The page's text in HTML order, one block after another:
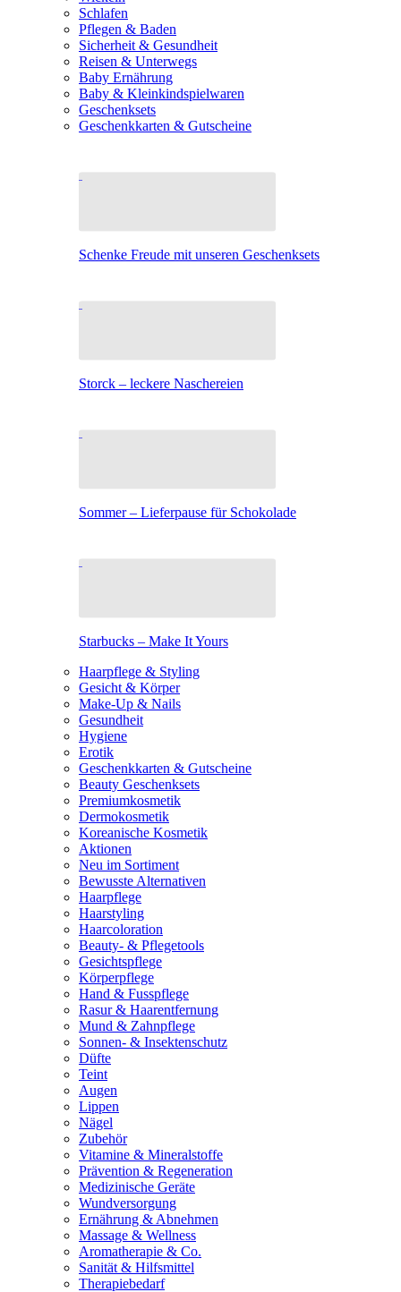
Schlafen
Pflegen & Baden
Sicherheit & Gesundheit
Reisen & Unterwegs
Baby Ernährung
Baby & Kleinkindspielwaren
Geschenksets
Geschenkkarten & Gutscheine
Schenke Freude mit unseren Geschenksets
Storck – leckere Naschereien
Sommer – Lieferpause für Schokolade
Starbucks – Make It Yours
Haarpflege & Styling
Gesicht & Körper
Make-Up & Nails
Gesundheit
Hygiene
Erotik
Geschenkkarten & Gutscheine
Beauty Geschenksets
Premiumkosmetik
Dermokosmetik
Koreanische Kosmetik
Aktionen
Neu im Sortiment
Bewusste Alternativen
Haarpflege
Haarstyling
Haarcoloration
Beauty- & Pflegetools
Gesichtspflege
Körperpflege
Hand & Fusspflege
Rasur & Haarentfernung
Mund & Zahnpflege
Sonnen- & Insektenschutz
Düfte
Teint
Augen
Lippen
Nägel
Zubehör
Vitamine & Mineralstoffe
Prävention & Regeneration
Medizinische Geräte
Wundversorgung
Ernährung & Abnehmen
Massage & Wellness
Aromatherapie & Co.
Sanität & Hilfsmittel
Therapiebedarf